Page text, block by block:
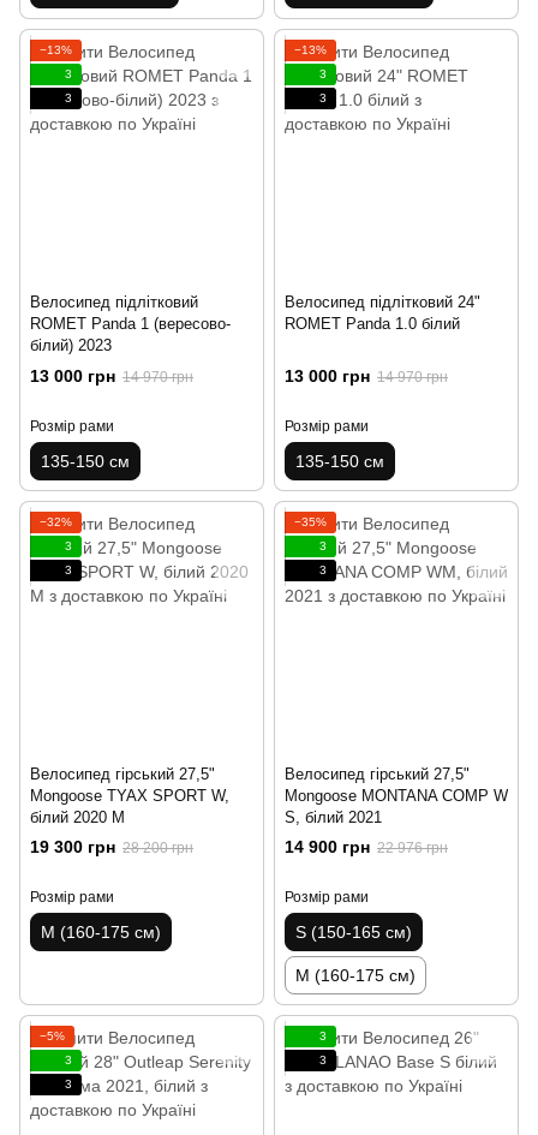
−13%
3
3
Велосипед підлітковий
ROMET Panda 1 (вересово-
білий) 2023
13 000 грн 14 970 грн
Розмір рами
135-150 см
−13%
3
3
Велосипед підлітковий 24"
ROMET Panda 1.0 білий
13 000 грн 14 970 грн
Розмір рами
135-150 см
−32%
3
3
Велосипед гірський 27,5"
Mongoose TYAX SPORT W,
білий 2020 M
19 300 грн 28 200 грн
Розмір рами
M (160-175 см)
−35%
3
3
Велосипед гірський 27,5"
Mongoose MONTANA COMP W
S, білий 2021
14 900 грн 22 976 грн
Розмір рами
S (150-165 см)
M (160-175 см)
−5%
3
3
3
3